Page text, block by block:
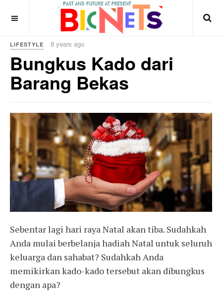
LIFESTYLE 8 years ago
Bungkus Kado dari
Barang Bekas
Sebentar lagi hari raya Natal akan tiba. Sudahkah
Anda mulai berbelanja hadiah Natal untuk seluruh
keluarga dan sahabat? Sudahkah Anda
memikirkan kado-kado tersebut akan dibungkus
dengan apa?